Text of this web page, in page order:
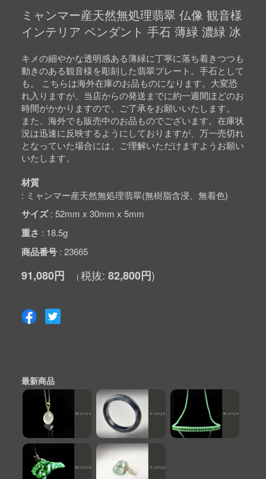
beginning
images
gallery
ミャンマー産天然無処理翡翠 仏像 観音様
インテリア ペンダント 手石 薄緑 濃緑 冰
キメの細やかな透明感ある薄緑に丁寧に落ち着きつつも
動きのある観音様を彫刻した翡翠プレート。手石として
も。 こちらは海外在庫のお品ものになります。大変恐
れ入りますが、当店からの発送までに約一週間ほどのお
時間がかかりますので、ご了承をお願いいたします。
また、海外でも販売中のお品ものでございます。在庫状
況は迅速に反映するようにしておりますが、万一売切れ
となっていた場合には、ご理解いただけますようお願い
いたします。
材質
ミャンマー産天然無処理翡翠(無樹脂含浸、無着色)
サイズ 52mm x 30mm x 5mm
重さ 18.5g
商品番号 23665
91,080円 82,800円
最新商品